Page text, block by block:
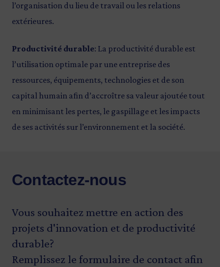
l’organisation du lieu de travail ou les relations
extérieures.
Productivité durable: La productivité durable est
l’utilisation optimale par une entreprise des
ressources, équipements, technologies et de son
capital humain afin d’accroître sa valeur ajoutée tout
en minimisant les pertes, le gaspillage et les impacts
de ses activités sur l’environnement et la société.
Contactez-nous
Vous souhaitez mettre en action des
projets d'innovation et de productivité
durable?
Remplissez le formulaire de contact afin